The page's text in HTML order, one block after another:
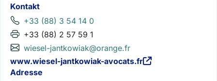
Kontakt
+33 (88) 3 54 14 0
+33 (88) 2 57 59 1
wiesel-jantkowiak@orange.fr
www.wiesel-jantkowiak-avocats.fr
Adresse